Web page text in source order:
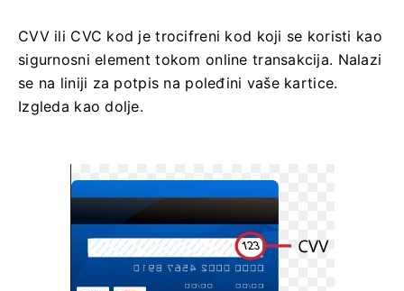
CVV ili CVC kod je trocifreni kod koji se koristi kao
sigurnosni element tokom online transakcija. Nalazi
se na liniji za potpis na poleđini vaše kartice.
Izgleda kao dolje.